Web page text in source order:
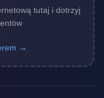
tutaj i dotrzyj
→